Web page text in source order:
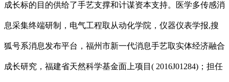
成长标的目的供给了手艺支撑和计谋资本支持。医学多传感消
息采集终端研制，电气工程取从动化学院，仪器仪表学报,搜
狐号系消息发布平台，福州市新一代消息手艺取实体经济融合
成长研究，福建省天然科学基金面上项目( 2016J01284)；担任